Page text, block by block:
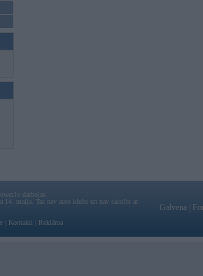
darbojas
14. maija. Tas nav auto klubs un nav saistīts ar
Kontakti Reklāma
Galvena